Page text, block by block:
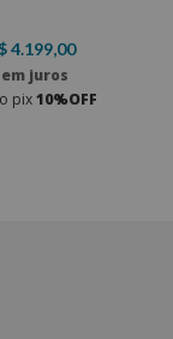
4.199,00
juros
pix10%OFF